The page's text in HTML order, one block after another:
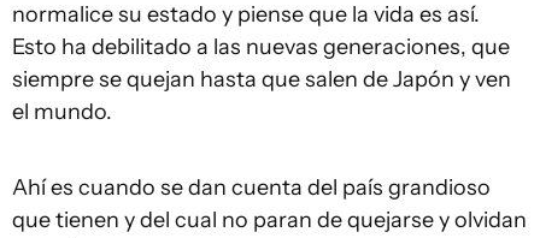
normalice su estado y piense que la vida es así.
Esto ha debilitado a las nuevas generaciones, que
siempre se quejan hasta que salen de Japón y ven
el mundo.
Ahí es cuando se dan cuenta del país grandioso
que tienen y del cual no paran de quejarse y olvidan